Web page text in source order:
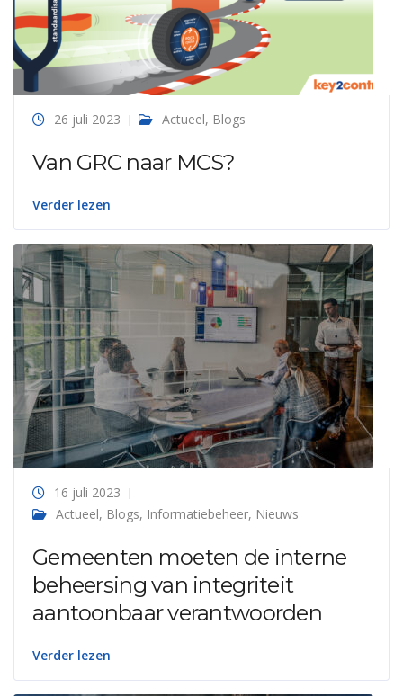
26 juli 2023 Actueel, Blogs
Van GRC naar MCS?
Verder lezen
16 juli 2023
Actueel, Blogs, Informatiebeheer, Nieuws
Gemeenten moeten de interne
beheersing van integriteit
aantoonbaar verantwoorden
Verder lezen